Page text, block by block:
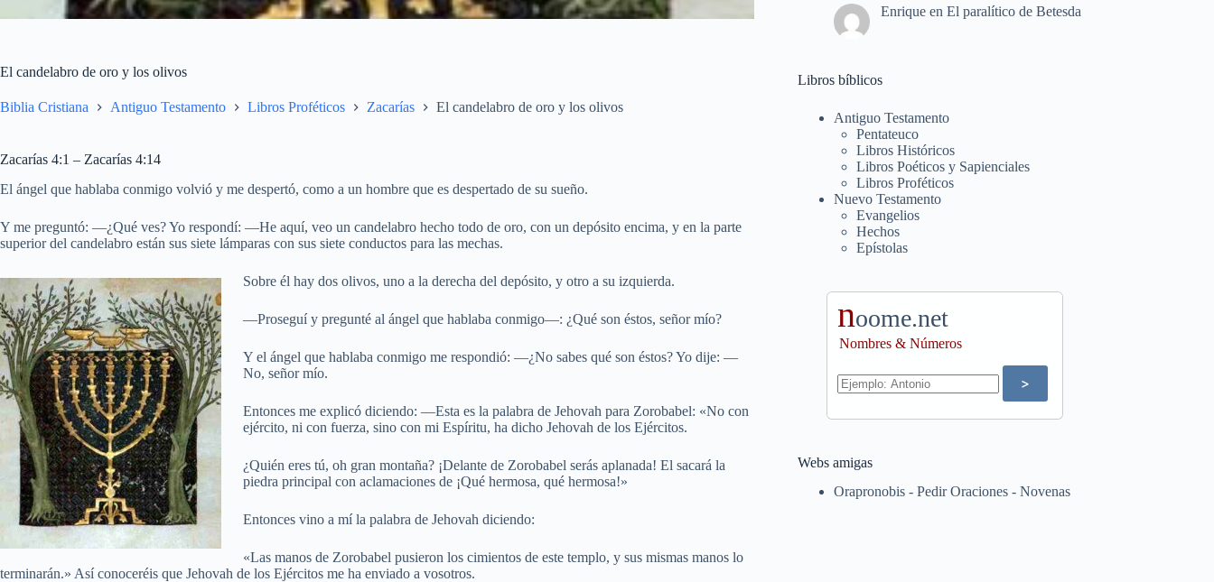
El candelabro de oro y los olivos
Biblia Cristiana Antiguo Testamento Libros Proféticos Zacarías El candelabro de oro y los olivos
Zacarías 4:1 – Zacarías 4:14
El ángel que hablaba conmigo volvió y me despertó, como a un hombre que es despertado de su sueño.
Y me preguntó: —¿Qué ves? Yo respondí: —He aquí, veo un candelabro hecho todo de oro, con un depósito encima, y en la parte
superior del candelabro están sus siete lámparas con sus siete conductos para las mechas.
Sobre él hay dos olivos, uno a la derecha del depósito, y otro a su izquierda.
—Proseguí y pregunté al ángel que hablaba conmigo—: ¿Qué son éstos, señor mío?
Y el ángel que hablaba conmigo me respondió: —¿No sabes qué son éstos? Yo dije: —
No, señor mío.
Entonces me explicó diciendo: —Esta es la palabra de Jehovah para Zorobabel: «No con
ejército, ni con fuerza, sino con mi Espíritu, ha dicho Jehovah de los Ejércitos.
¿Quién eres tú, oh gran montaña? ¡Delante de Zorobabel serás aplanada! El sacará la
piedra principal con aclamaciones de ¡Qué hermosa, qué hermosa!»
Entonces vino a mí la palabra de Jehovah diciendo:
«Las manos de Zorobabel pusieron los cimientos de este templo, y sus mismas manos lo
terminarán.» Así conoceréis que Jehovah de los Ejércitos me ha enviado a vosotros.
Enrique enEl paralítico de Betesda
Libros bíblicos
Antiguo Testamento
Pentateuco
Libros Históricos
Libros Poéticos y Sapienciales
Libros Proféticos
Nuevo Testamento
Evangelios
Hechos
Epístolas
noome.net
Nombres & Números
Webs amigas
Orapronobis - Pedir Oraciones - Novenas